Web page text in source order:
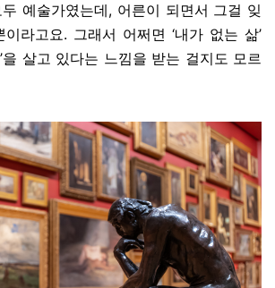
예술가였는데, 어른이 되면서 그걸 잊
라고요. 그래서 어쩌면 ‘내가 없는 삶’
을 살고 있다는 느낌을 받는 걸지도 모르